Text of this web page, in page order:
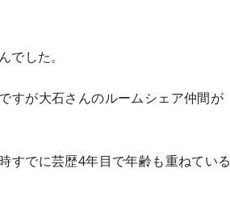
した。
すが大石さんのルームシェア仲間が
すでに芸歴4年目で年齢も重ねている